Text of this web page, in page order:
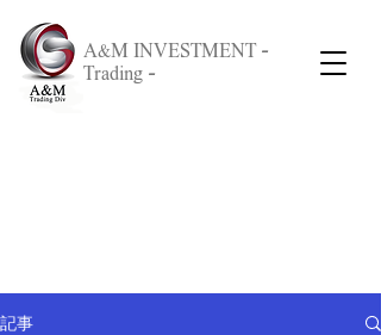
A&M INVESTMENT -
Trading -
記事